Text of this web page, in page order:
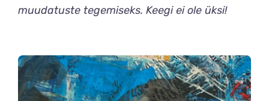
muudatuste tegemiseks. Keegi ei ole üksi!